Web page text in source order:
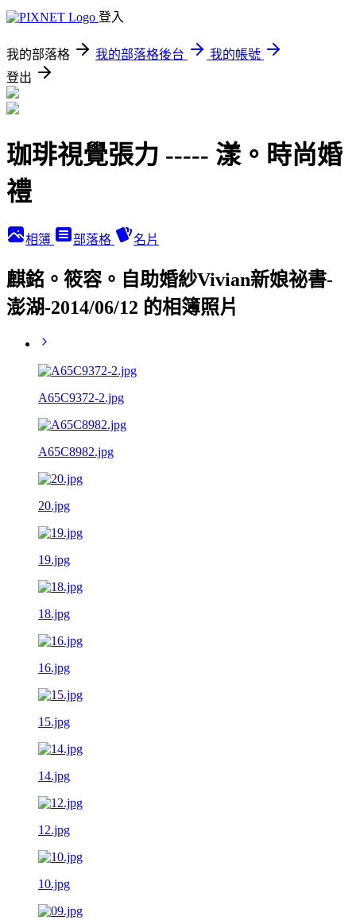
登入
我的部落格 我的部落格後台
我的帳號
登出
珈琲視覺張力 ----- 漾。時尚婚
禮
相簿 部落格 名片
麒銘。筱容。自助婚紗Vivian新娘祕書-
澎湖-2014/06/12 的相簿照片
A65C9372-2.jpg
A65C8982.jpg
20.jpg
19.jpg
18.jpg
16.jpg
15.jpg
14.jpg
12.jpg
10.jpg